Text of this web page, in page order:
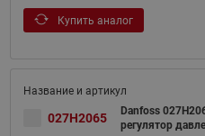
Купить аналог
027H2065
Danfoss
регулятор